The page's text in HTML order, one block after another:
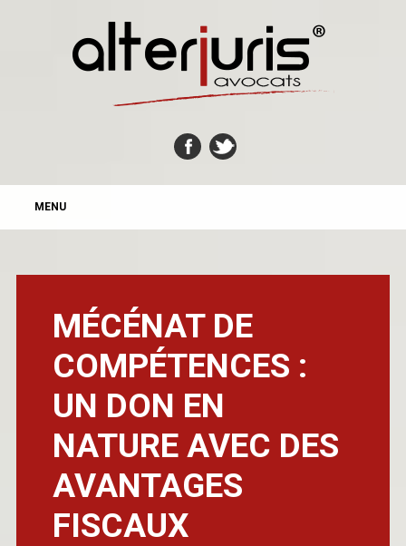
MAIN MENU
MENU
MÉCÉNAT DE
COMPÉTENCES :
UN DON EN
NATURE AVEC DES
AVANTAGES
FISCAUX